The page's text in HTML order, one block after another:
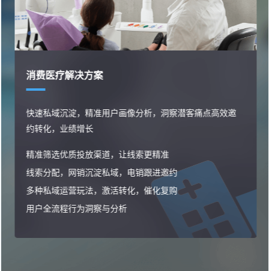
消费医疗解决方案
快速私域沉淀，精准用户画像分析，洞察潜客痛点高效邀
约转化，业绩增长
精准筛选优质投放渠道，让线索更精准
线索分配，网销沉淀私域，电销跟进邀约
多种私域运营玩法，激活转化，催化复购
用户全流程行为洞察与分析